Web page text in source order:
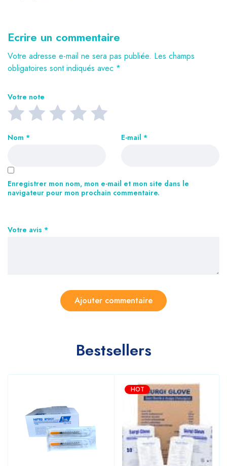
Ecrire un commentaire
Votre adresse e-mail ne sera pas publiée. Les champs
obligatoires sont indiqués avec *
Votre note
Votre avis *
Nom * E-mail *
Enregistrer mon nom, mon e-mail et mon site dans le
navigateur pour mon prochain commentaire.
Bestsellers
HOT